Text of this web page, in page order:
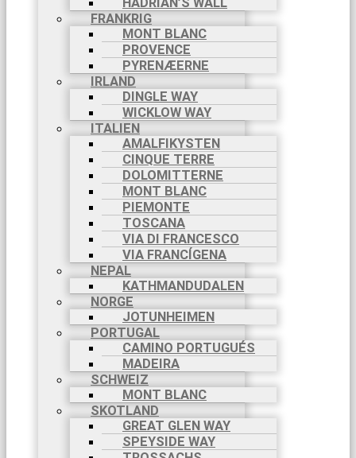
FRANKRIG
MONT BLANC
PROVENCE
PYRENÆERNE
IRLAND
DINGLE WAY
WICKLOW WAY
ITALIEN
AMALFIKYSTEN
CINQUE TERRE
DOLOMITTERNE
MONT BLANC
PIEMONTE
TOSCANA
VIA DI FRANCESCO
VIA FRANCÍGENA
NEPAL
KATHMANDUDALEN
NORGE
JOTUNHEIMEN
PORTUGAL
CAMINO PORTUGUÉS
MADEIRA
SCHWEIZ
MONT BLANC
SKOTLAND
GREAT GLEN WAY
SPEYSIDE WAY